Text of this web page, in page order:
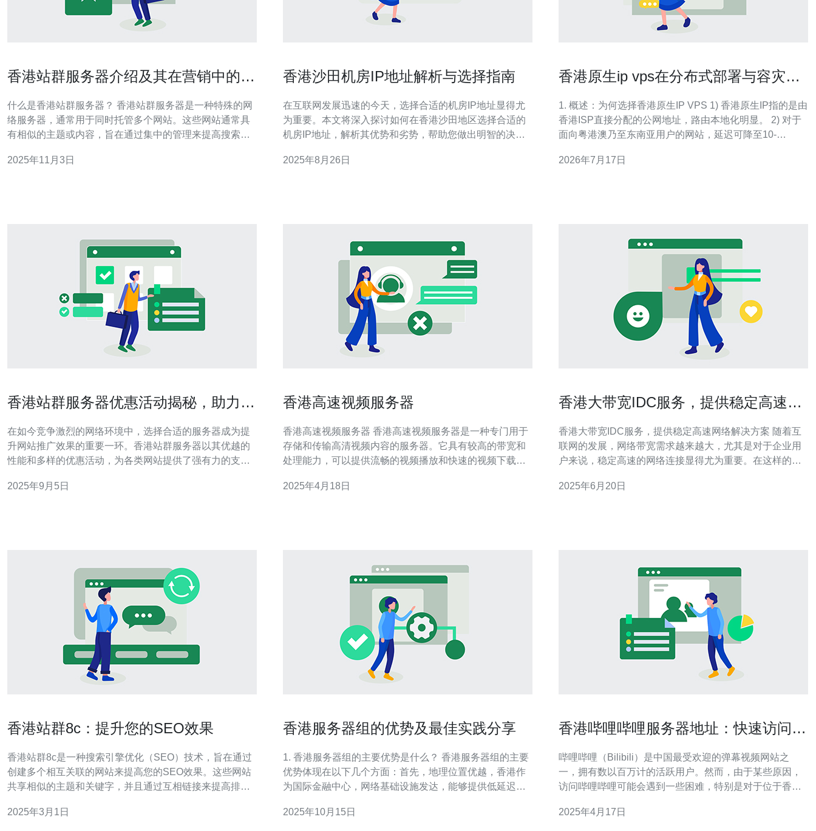
香港站群服务器介绍及其在营销中的重
什么是香港站群服务器？ 香港站群服务器是一种特殊的网
络服务器，通常用于同时托管多个网站。这些网站通常具
有相似的主题或内容，旨在通过集中的管理来提高搜索引
址，帮助用户在搜索引擎中获得更好的排名，从而实现更
2025年11月3日
香港沙田机房IP地址解析与选择指南
在互联网发展迅速的今天，选择合适的机房IP地址显得尤
为重要。本文将深入探讨如何在香港沙田地区选择合适的
机房IP地址，解析其优势和劣势，帮助您做出明智的决
地址具有多重优势，首先是其地理位置优越。沙田地区位
2025年8月26日
香港原生ip vps在分布式部署与容灾方
1. 概述：为何选择香港原生IP VPS 1) 香港原生IP指的是由
香港ISP直接分配的公网地址，路由本地化明显。 2) 对于
面向粤港澳乃至东南亚用户的网站，延迟可降至10-
与合规考量。 4) 原生IP更利于反作弊、邮件送达率和SEO
2026年7月17日
香港站群服务器优惠活动揭秘，助力您
在如今竞争激烈的网络环境中，选择合适的服务器成为提
升网站推广效果的重要一环。香港站群服务器以其优越的
性能和多样的优惠活动，为各类网站提供了强有力的支
实用建议，帮助您更好地利用这些资源进行网站推广。 香
2025年9月5日
香港高速视频服务器
香港高速视频服务器 香港高速视频服务器是一种专门用于
存储和传输高清视频内容的服务器。它具有较高的带宽和
处理能力，可以提供流畅的视频播放和快速的视频下载服
网络基础设施和高质量的互联网连接，因此成为了许多企
2025年4月18日
香港大带宽IDC服务，提供稳定高速网
香港大带宽IDC服务，提供稳定高速网络解决方案 随着互
联网的发展，网络带宽需求越来越大，尤其是对于企业用
户来说，稳定高速的网络连接显得尤为重要。在这样的背
高速的网络解决方案。 大带宽IDC服务是指提供大带宽网
2025年6月20日
香港站群8c：提升您的SEO效果
香港站群8c是一种搜索引擎优化（SEO）技术，旨在通过
创建多个相互关联的网站来提高您的SEO效果。这些网站
共享相似的主题和关键字，并且通过互相链接来提高排名
索引擎结果页面中获得更高的曝光度。 香港站群8c具有许
2025年3月1日
香港服务器组的优势及最佳实践分享
1. 香港服务器组的主要优势是什么？ 香港服务器组的主要
优势体现在以下几个方面：首先，地理位置优越，香港作
为国际金融中心，网络基础设施发达，能够提供低延迟和
规相对宽松，允许数据存储和传输的灵活性，适合企业进
2025年10月15日
香港哔哩哔哩服务器地址：快速访问指
哔哩哔哩（Bilibili）是中国最受欢迎的弹幕视频网站之
一，拥有数以百万计的活跃用户。然而，由于某些原因，
访问哔哩哔哩可能会遇到一些困难，特别是对于位于香港
哩哔哩服务器地址的快速访问指南。 哔哩哔哩服务器地址
2025年4月17日